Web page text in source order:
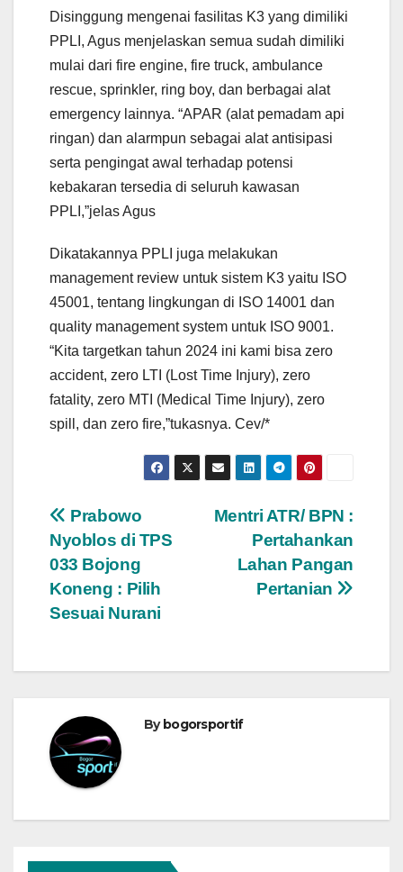
Disinggung mengenai fasilitas K3 yang dimiliki
PPLI, Agus menjelaskan semua sudah dimiliki
mulai dari fire engine, fire truck, ambulance
rescue, sprinkler, ring boy, dan berbagai alat
emergency lainnya. “APAR (alat pemadam api
ringan) dan alarmpun sebagai alat antisipasi
serta pengingat awal terhadap potensi
kebakaran tersedia di seluruh kawasan
PPLI,”jelas Agus
Dikatakannya PPLI juga melakukan
management review untuk sistem K3 yaitu ISO
45001, tentang lingkungan di ISO 14001 dan
quality management system untuk ISO 9001.
“Kita targetkan tahun 2024 ini kami bisa zero
accident, zero LTI (Lost Time Injury), zero
fatality, zero MTI (Medical Time Injury), zero
spill, dan zero fire,”tukasnya. Cev/*
Navigasi
pos
Mentri ATR/ BPN :
Pertahankan
Lahan Pangan
Pertanian
Prabowo
Nyoblos di TPS
033 Bojong
Koneng : Pilih
Sesuai Nurani
Bybogorsportif